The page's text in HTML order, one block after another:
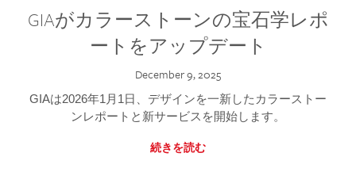
GIAがカラーストーンの宝石学レポ
ートをアップデート
December 9, 2025
GIAは2026年1月1日、デザインを一新したカラーストー
ンレポートと新サービスを開始します。
続きを読む